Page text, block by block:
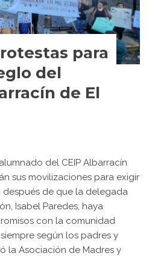
para
del
de El
del CEIP Albarracín
sus movilizaciones para exigir
de que la delegada
Isabel Paredes, haya
con la comunidad
según los padres y
la Asociación de Madres y